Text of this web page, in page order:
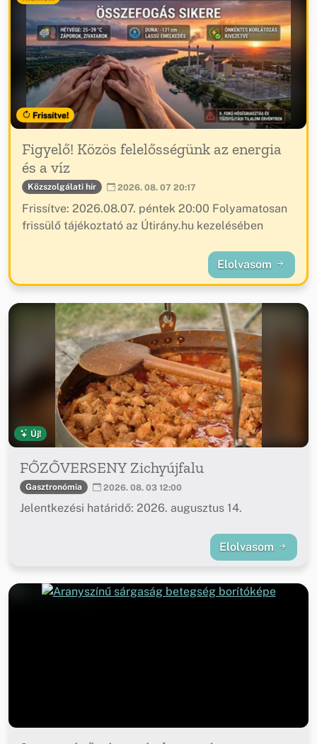
Frissítve!
Figyelő! Közös felelősségünk az energia
és a víz
Közszolgálati hír 2026. 08. 07 20:17
Frissítve: 2026.08.07. péntek 20:00 Folyamatosan
frissülő tájékoztató az Útirány.hu kezelésében
Elolvasom
Új!
FŐZŐVERSENY Zichyújfalu
Gasztronómia 2026. 08. 03 12:00
Jelentkezési határidő: 2026. augusztus 14.
Elolvasom